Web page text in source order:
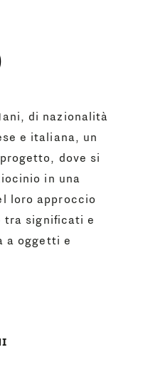
di nazionalità
e italiana, un
dove si
in una
loro approccio
tra significati e
a oggetti e